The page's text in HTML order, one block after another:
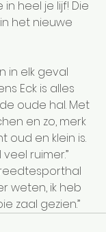
heel je lijf! Die
het nieuwe
in elk geval
Eck is alles
oude hal. Met
en zo, merk
oud en klein is.
ruimer.”
weten, ik heb
zaal gezien.”